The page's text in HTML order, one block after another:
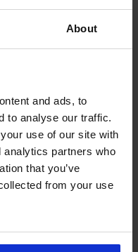
About
and ads, to
to analyse our traffic.
use of our site with
analytics partners who
that you’ve
from your use
4,6